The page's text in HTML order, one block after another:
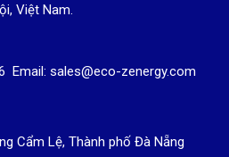
Việt Nam.
Email: sales@eco-zenergy.com
Cẩm Lệ, Thành phố Đà Nẵng